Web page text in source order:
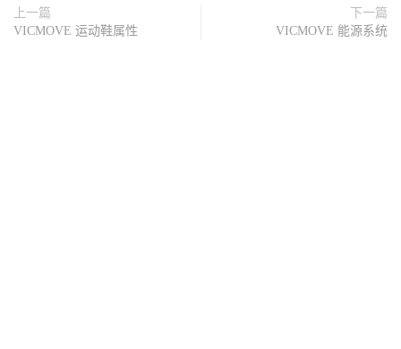
上一篇
VICMOVE 运动鞋属性
下一篇
VICMOVE 能源系统